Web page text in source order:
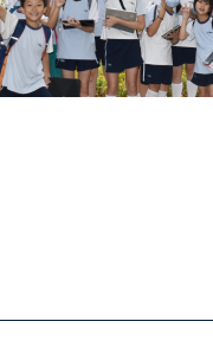
校園電視
境外交流
刊物